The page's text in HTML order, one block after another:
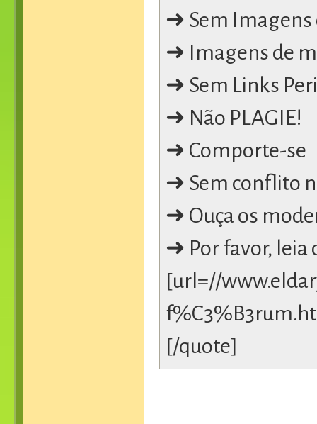
➜ Sem Imagens
➜ Imagens de
➜ Sem Links
➜ Não PLAGIE!
➜ Comporte-se
➜ Sem conflito
➜ Ouça os
➜ Por favor, leia
[url=//
[/quote]